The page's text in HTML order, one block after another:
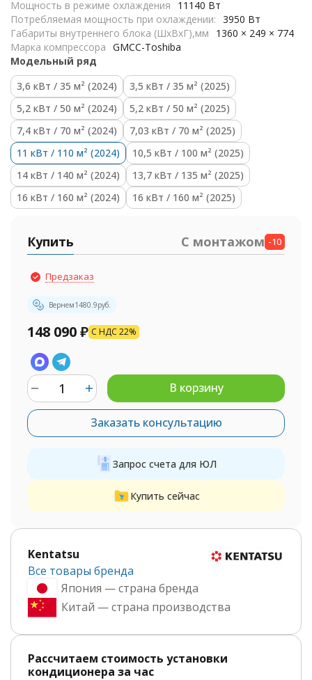
Мощность в режиме охлаждения
11140 Вт
Потребляемая мощность при охлаждении: 3950 Вт
Габариты внутреннего блока (ШхВхГ),мм
1360 × 249 × 774
Марка компрессора GMCC-Toshiba
Модельный ряд
3,6 кВт / 35 м² (2024)
3,5 кВт / 35 м² (2025)
5,2 кВт / 50 м² (2024)
5,2 кВт / 50 м² (2025)
7,4 кВт / 70 м² (2024)
7,03 кВт / 70 м² (2025)
11 кВт / 110 м² (2024)
10,5 кВт / 100 м² (2025)
14 кВт / 140 м² (2024)
13,7 кВт / 135 м² (2025)
16 кВт / 160 м² (2024)
16 кВт / 160 м² (2025)
Купить С монтажом -10
Предзаказ
Вернем1480.9руб.
148 090₽ С НДС 22%
В корзину
Заказать консультацию
Запрос счета для ЮЛ
Купить сейчас
Kentatsu
Все товары бренда
Япония — страна бренда
Китай — страна производства
Рассчитаем стоимость установки
кондиционера за час